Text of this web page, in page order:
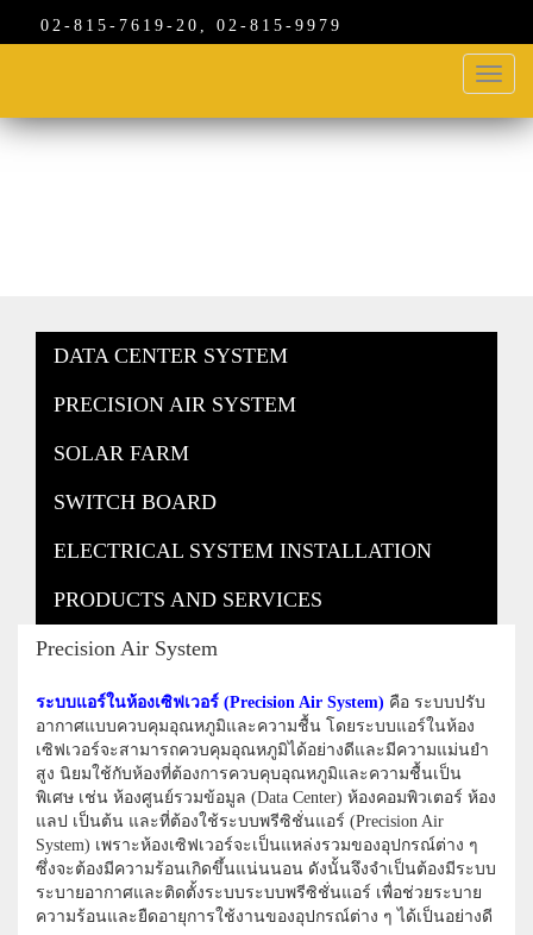
02-815-7619-20, 02-815-9979
Toggle
DATA CENTER SYSTEM
PRECISION AIR SYSTEM
SOLAR FARM
SWITCH BOARD
ELECTRICAL SYSTEM INSTALLATION
PRODUCTS AND SERVICES
Precision Air System
ระบบแอร์ในห้องเซิฟเวอร์ (Precision Air System) คือ ระบบปรับ
อากาศแบบควบคุมอุณหภูมิและความชื้น โดยระบบแอร์ในห้อง
เซิฟเวอร์จะสามารถควบคุมอุณหภูมิได้อย่างดีและมีความแม่นยำ
สูง นิยมใช้กับห้องที่ต้องการควบคุบอุณหภูมิและความชื้นเป็น
พิเศษ เช่น ห้องศูนย์รวมข้อมูล (Data Center) ห้องคอมพิวเตอร์ ห้อง
แลป เป็นต้น และที่ต้องใช้ระบบพรีซิชั่นแอร์ (Precision Air
System) เพราะห้องเซิฟเวอร์จะเป็นแหล่งรวมของอุปกรณ์ต่าง ๆ
ซึ่งจะต้องมีความร้อนเกิดขึ้นแน่นนอน ดังนั้นจึงจำเป็นต้องมีระบบ
ระบายอากาศและติดตั้งระบบระบบพรีซิชั่นแอร์ เพื่อช่วยระบาย
ความร้อนและยืดอายุการใช้งานของอุปกรณ์ต่าง ๆ ได้เป็นอย่างดี